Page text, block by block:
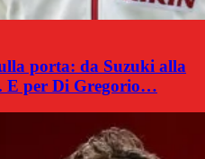
porta: da Suzuki alla
E per Di Gregorio…